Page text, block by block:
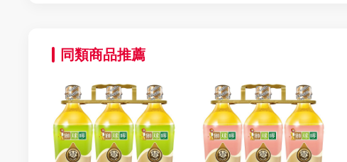
同類商品推薦